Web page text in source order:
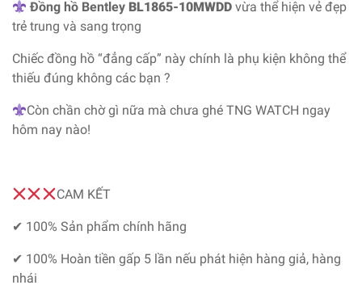
Đồng hồ Bentley BL1865-10MWDD vừa thể hiện vẻ đẹp
trẻ trung và sang trọng
Chiếc đồng hồ “đẳng cấp” này chính là phụ kiện không thể
thiếu đúng không các bạn ?
Còn chần chờ gì nữa mà chưa ghé TNG WATCH ngay
hôm nay nào!
CAM KẾT
✔ 100% Sản phẩm chính hãng
✔ 100% Hoàn tiền gấp 5 lần nếu phát hiện hàng giả, hàng
nhái